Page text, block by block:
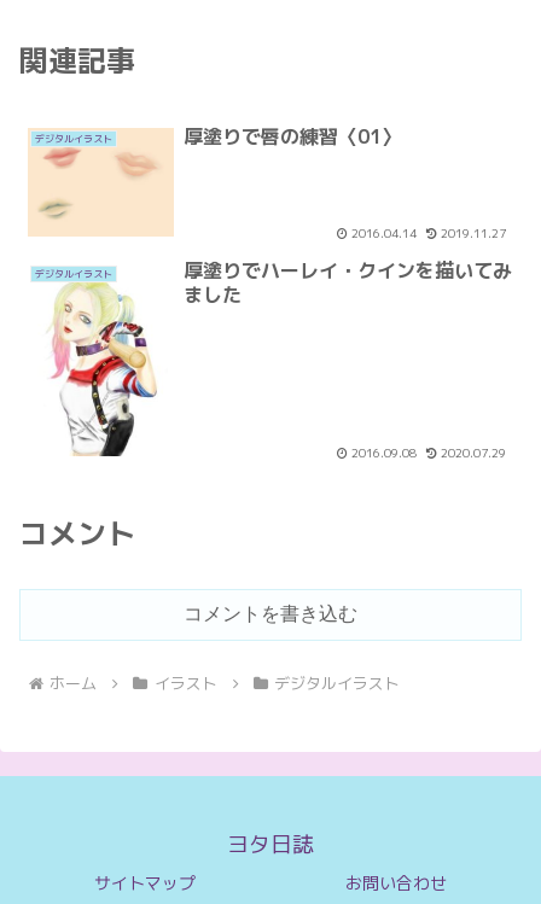
関連記事
デジタルイラスト 厚塗りで唇の練習〈01〉
2016.04.14 2019.11.27
デジタルイラスト
厚塗りでハーレイ・クインを描いてみ
ました
2016.09.08 2020.07.29
コメント
コメントを書き込む
ホーム イラスト デジタルイラスト
ヨタ日誌
サイトマップ
お問い合わせ